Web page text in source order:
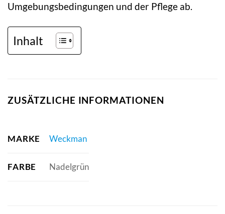
Umgebungsbedingungen und der Pflege ab.
Inhalt
ZUSÄTZLICHE INFORMATIONEN
MARKE Weckman
FARBE Nadelgrün